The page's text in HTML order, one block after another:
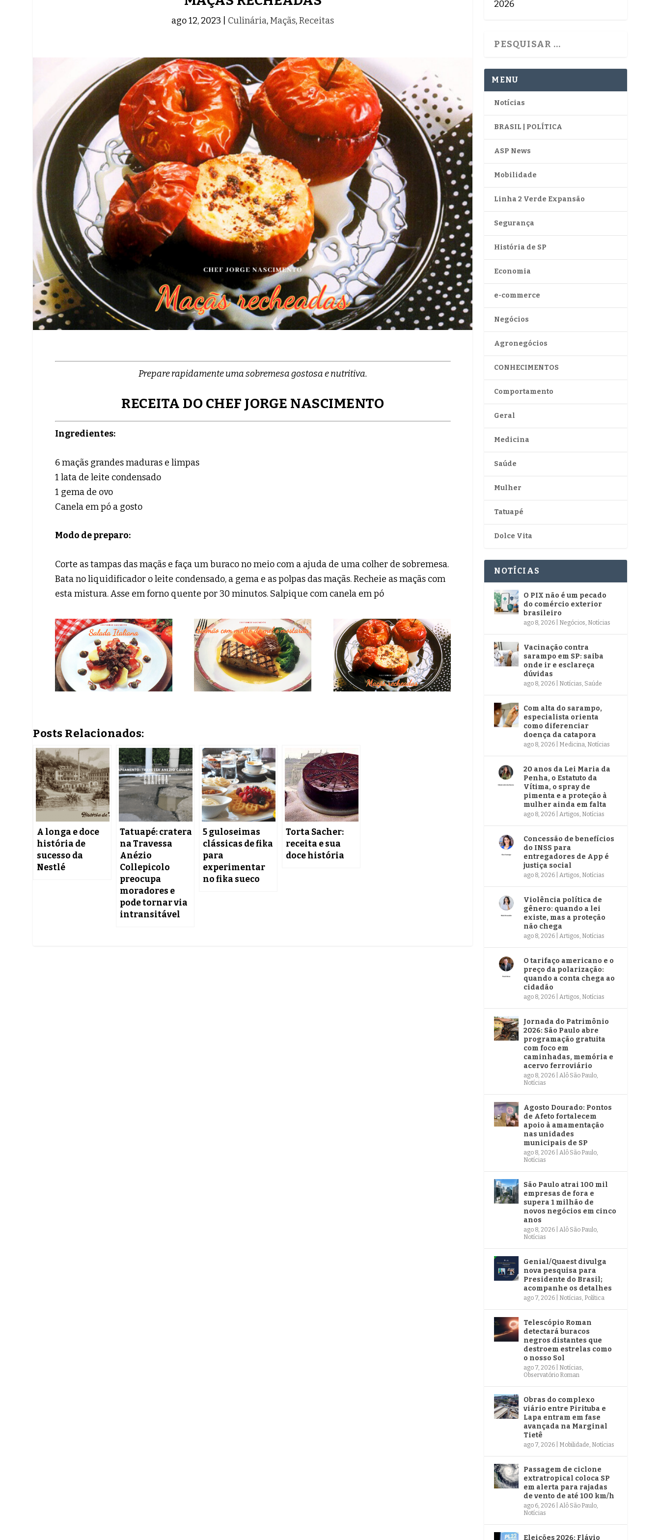
ago 12, 2023 Culinária,Maçãs,Receitas
Prepare rapidamente uma sobremesa gostosa e nutritiva.
RECEITA DO CHEF JORGE NASCIMENTO
Ingredientes:
6 maçãs grandes maduras e limpas
1 lata de leite condensado
1 gema de ovo
Canela em pó a gosto
Modo de preparo:
Corte as tampas das maçãs e faça um buraco no meio com a ajuda de uma colher de sobremesa.
Bata no liquidificador o leite condensado, a gema e as polpas das maçãs. Recheie as maçãs com
esta mistura. Asse em forno quente por 30 minutos. Salpique com canela em pó
Posts Relacionados:
A longa e doce
história de
sucesso da
Nestlé
Tatuapé: cratera
na Travessa
Anézio
Collepicolo
preocupa
moradores e
pode tornar via
intransitável
5 guloseimas
clássicas de fika
para
experimentar
no fika sueco
Torta Sacher:
receita e sua
doce história
2026
MENU
Notícias
BRASIL | POLÍTICA
ASP News
Mobilidade
Linha 2 Verde Expansão
Segurança
História de SP
Economia
e-commerce
Negócios
Agronegócios
CONHECIMENTOS
Comportamento
Geral
Medicina
Saúde
Mulher
Tatuapé
Dolce Vita
NOTÍCIAS
O PIX não é um pecado
do comércio exterior
brasileiro
ago 8, 2026 Negócios, Notícias
Vacinação contra
sarampo em SP: saiba
onde ir e esclareça
dúvidas
ago 8, 2026 Notícias, Saúde
Com alta do sarampo,
especialista orienta
como diferenciar
doença da catapora
ago 8, 2026 Medicina, Notícias
20 anos da Lei Maria da
Penha, o Estatuto da
Vítima, o spray de
pimenta e a proteção à
mulher ainda em falta
ago 8, 2026 |Artigos, Notícias
Concessão de benefícios
do INSS para
entregadores de App é
justiça social
ago 8, 2026 |Artigos, Notícias
Violência política de
gênero: quando a lei
existe, mas a proteção
não chega
ago 8, 2026 |Artigos, Notícias
O tarifaço americano e o
preço da polarização:
quando a conta chega ao
cidadão
ago 8, 2026 |Artigos, Notícias
Jornada do Patrimônio
2026: São Paulo abre
programação gratuita
com foco em
caminhadas, memória e
acervo ferroviário
ago 8, 2026 |Alô São Paulo,
Notícias
Agosto Dourado: Pontos
de Afeto fortalecem
apoio à amamentação
nas unidades
municipais de SP
ago 8, 2026 |Alô São Paulo,
Notícias
São Paulo atrai 100 mil
empresas de fora e
supera 1 milhão de
novos negócios em cinco
anos
ago 8, 2026 |Alô São Paulo,
Notícias
Genial/Quaest divulga
nova pesquisa para
Presidente do Brasil;
acompanhe os detalhes
ago 7, 2026 Notícias, Política
Telescópio Roman
detectará buracos
negros distantes que
destroem estrelas como
o nosso Sol
ago 7, 2026 Notícias,
Observatório Roman
Obras do complexo
viário entre Pirituba e
Lapa entram em fase
avançada na Marginal
Tietê
ago 7, 2026 Mobilidade, Notícias
Passagem de ciclone
extratropical coloca SP
em alerta para rajadas
de vento de até 100 km/h
ago 6, 2026 |Alô São Paulo,
Notícias
Eleições 2026: Flávio